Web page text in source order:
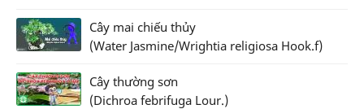
Cây mai chiếu thủy
(Water Jasmine/Wrightia religiosa Hook.f)
Cây thường sơn
(Dichroa febrifuga Lour.)